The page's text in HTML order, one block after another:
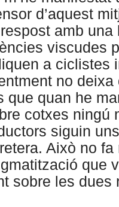
d’aquest
amb una
viscudes
a ciclistes
no deixa
que quan he
cotxes ningú
siguin
Això no fa
que
sobre les dues